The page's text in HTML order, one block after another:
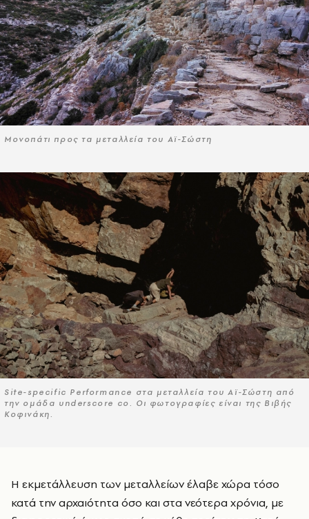
Μονοπάτι προς τα μεταλλεία του Αϊ-Σώστη
Site-specific Performance στα μεταλλεία του Αϊ-Σώστη από
την ομάδα underscore co. Oι φωτογραφίες είναι της Βιβής
Κοφινάκη.
Η εκμετάλλευση των μεταλλείων έλαβε χώρα τόσο
κατά την αρχαιότητα όσο και στα νεότερα χρόνια, με